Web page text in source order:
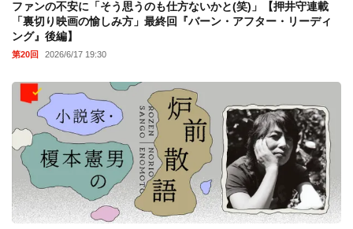
ファンの不安に「そう思うのも仕方ないかと(笑)」【押井守連載
「裏切り映画の愉しみ方」最終回『バーン・アフター・リーディ
ング』後編】
第20回 2026/6/17 19:30